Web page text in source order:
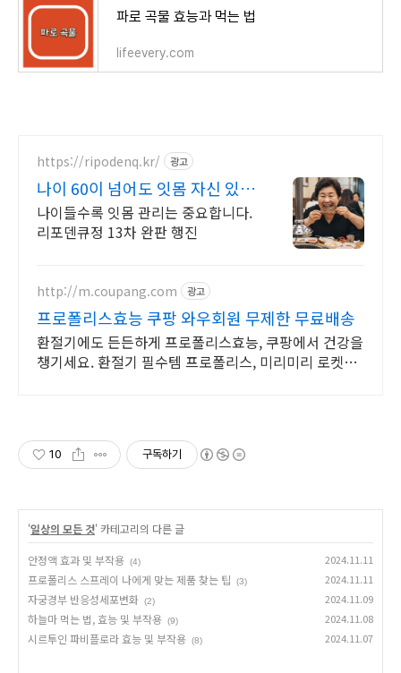
파로 곡물 효능과 먹는 법
lifeevery.com
https://ripodenq.kr/ 광고
나이 60이 넘어도 잇몸 자신 있습
니다!
나이들수록 잇몸 관리는 중요합니다.
리포덴큐정 13차 완판 행진
http://m.coupang.com 광고
프로폴리스효능 쿠팡 와우회원 무제한 무료배송
환절기에도 든든하게 프로폴리스효능, 쿠팡에서 건강을
챙기세요. 환절기 필수템 프로폴리스, 미리미리 로켓배
10 구독하기
'일상의 모든 것' 카테고리의 다른 글
안정액 효과 및 부작용 (4) 2024.11.11
프로폴리스 스프레이 나에게 맞는 제품 찾는 팁 (3) 2024.11.11
자궁경부 반응성세포변화 (2) 2024.11.09
하늘마 먹는 법, 효능 및 부작용 (9) 2024.11.08
시르투인 파비플로라 효능 및 부작용 (8) 2024.11.07